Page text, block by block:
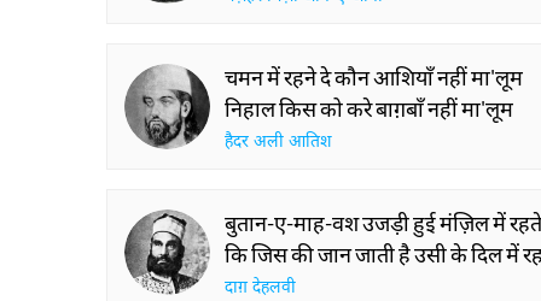
चमन में रहने दे कौन आशियाँ नहीं मा'लूम
निहाल किस को करे बाग़बाँ नहीं मा'लूम
हैदर अली आतिश
बुतान-ए-माह-वश उजड़ी हुई मंज़िल में
कि जिस की जान जाती है उसी के दिल में
दाग़ देहलवी